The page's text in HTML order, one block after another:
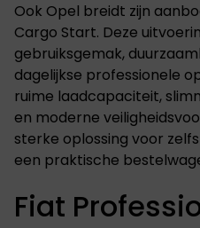
Ook Opel breidt zijn
Cargo Start. Deze
gebruiksgemak,
dagelijkse professionele
ruime laadcapaciteit,
en moderne
sterke oplossing voor
een praktische
Fiat